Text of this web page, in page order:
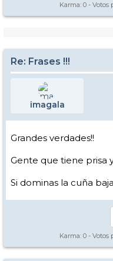
Karma: 0 - Votos
Re: Frases !!!
imagala
Grandes verdades!!
Gente que tiene prisa
Si dominas la cuña
Karma: 0 - Votos